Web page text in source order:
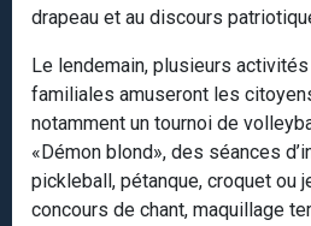
drapeau et au discours
Le lendemain, plusieurs
familiales amuseront les
notamment un tournoi de
«Démon blond», des séances
pickleball, pétanque, croquet ou
concours de chant, maquillage